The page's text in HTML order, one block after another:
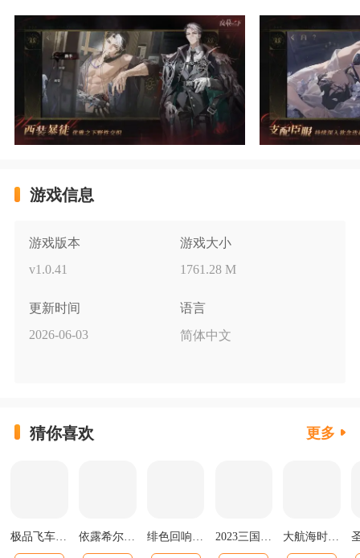
游戏信息
游戏版本
v1.0.41
游戏大小
1761.28 M
更新时间
2026-06-03
语言
简体中文
猜你喜欢 更多
依露希尔星晓官方正版